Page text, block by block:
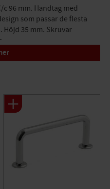
96 mm. Handtag med
som passar de flesta
Höjd 35 mm. Skruvar